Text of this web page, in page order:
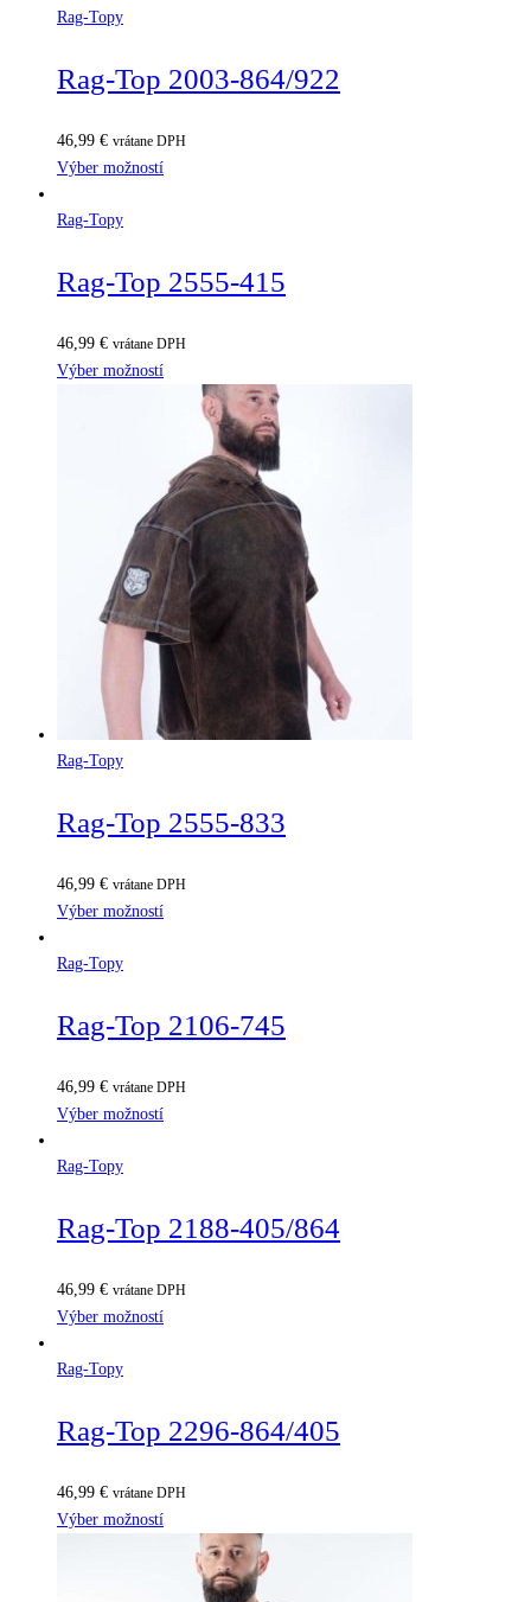
Rag-Topy
Rag-Top 2003-864/922
46,99 € vrátane DPH
Výber možností
Rag-Topy
Rag-Top 2555-415
46,99 € vrátane DPH
Výber možností
Rag-Topy
Rag-Top 2555-833
46,99 € vrátane DPH
Výber možností
Rag-Topy
Rag-Top 2106-745
46,99 € vrátane DPH
Výber možností
Rag-Topy
Rag-Top 2188-405/864
46,99 € vrátane DPH
Výber možností
Rag-Topy
Rag-Top 2296-864/405
46,99 € vrátane DPH
Výber možností